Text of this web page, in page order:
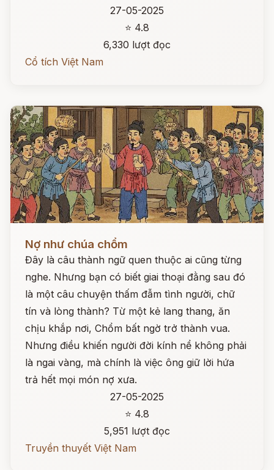
27-05-2025
⭐ 4.8
6,330 lượt đọc
Cổ tích Việt Nam
Nợ như chúa chổm
Đây là câu thành ngữ quen thuộc ai cũng từng
nghe. Nhưng bạn có biết giai thoại đằng sau đó
là một câu chuyện thấm đẫm tình người, chữ
tín và lòng thành? Từ một kẻ lang thang, ăn
chịu khắp nơi, Chổm bất ngờ trở thành vua.
Nhưng điều khiến người đời kính nể không phải
là ngai vàng, mà chính là việc ông giữ lời hứa
trả hết mọi món nợ xưa.
27-05-2025
⭐ 4.8
5,951 lượt đọc
Truyền thuyết Việt Nam